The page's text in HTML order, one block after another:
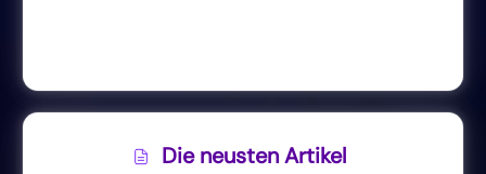
Die neusten Artikel